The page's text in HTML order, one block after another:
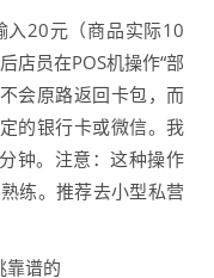
入20元（商品实际10
店员在POS机操作“部
会原路返回卡包，而
的银行卡或微信。我
钟。注意：这种操作
练。推荐去小型私营
靠谱的